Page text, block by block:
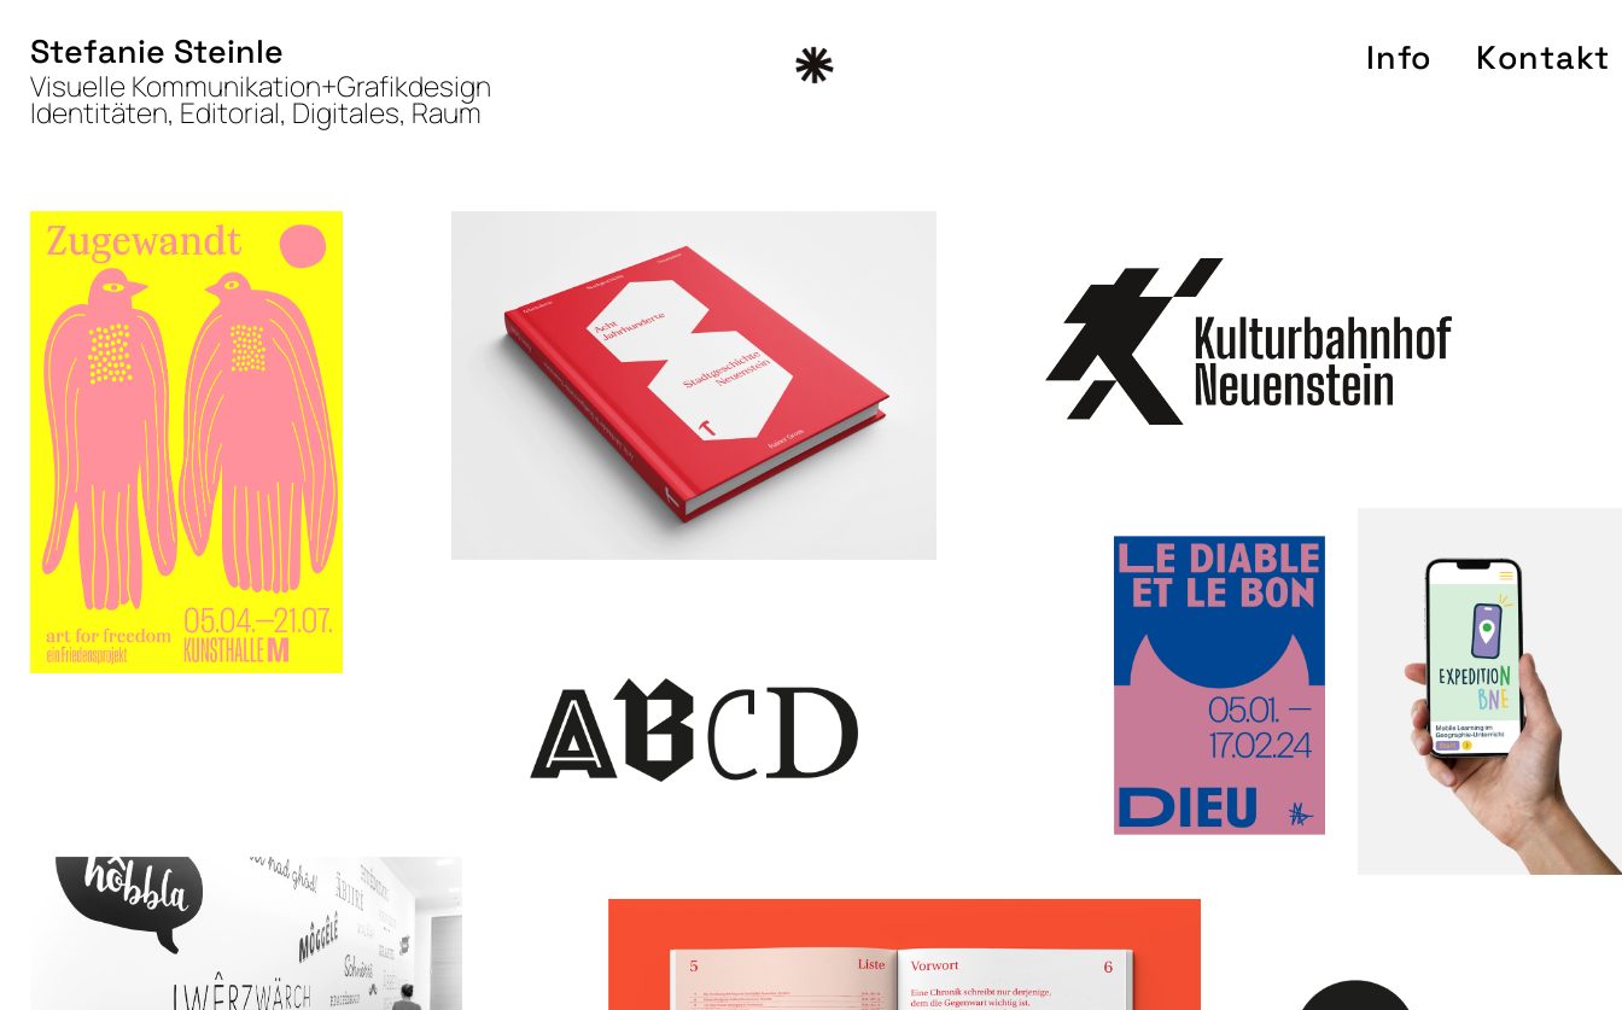
Inhalt
springen
Stefanie Steinle
Visuelle Kommunikation+Grafikdesign
Identitäten, Editorial, Digitales, Raum
Info Kontakt